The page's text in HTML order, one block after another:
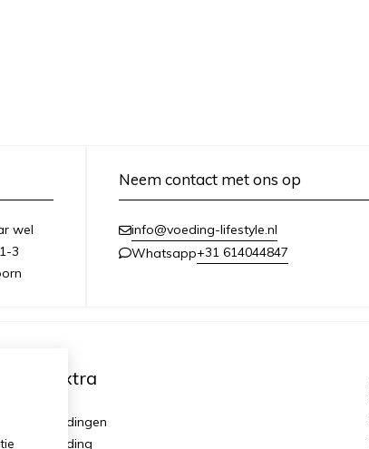
wel
3
Neem contact met ons op
info@voeding-lifestyle.nl
Whatsapp+31 614044847
Extra
Aanbiedingen
Verzending